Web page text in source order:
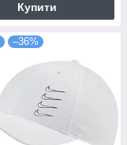
Купити
–36%